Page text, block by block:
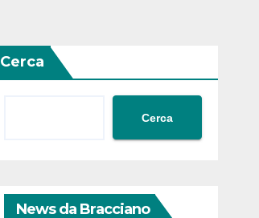
Cerca
Cerca
News da Bracciano